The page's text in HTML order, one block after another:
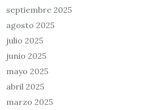
septiembre 2025
agosto 2025
julio 2025
junio 2025
mayo 2025
abril 2025
marzo 2025